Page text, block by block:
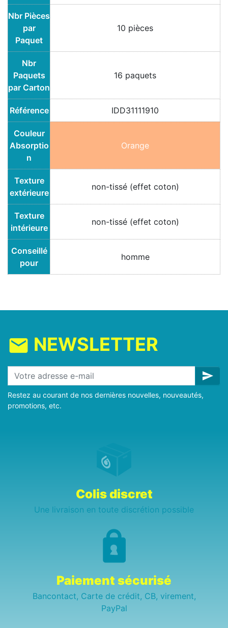
Nbr Pièces
par
Paquet
10 pièces
Nbr
Paquets
par Carton
16 paquets
Référence IDD31111910
Couleur
Absorptio
n
Orange
Texture
extérieure
non-tissé (effet coton)
Texture
intérieure
non-tissé (effet coton)
Conseillé
pour
homme
mail NEWSLETTER
send
Restez au courant de nos dernières nouvelles, nouveautés,
promotions, etc.
Colis discret
Une livraison en toute discrétion possible
Paiement sécurisé
Bancontact, Carte de crédit, CB, virement,
PayPal